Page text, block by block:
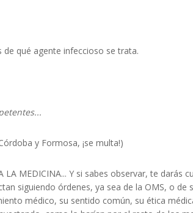
qué agente infeccioso se trata.
y Formosa, ¡se multa!)
MEDICINA... Y si sabes observar, te darás
siguiendo órdenes, ya sea de la OMS, o de
médico, su sentido común, su ética